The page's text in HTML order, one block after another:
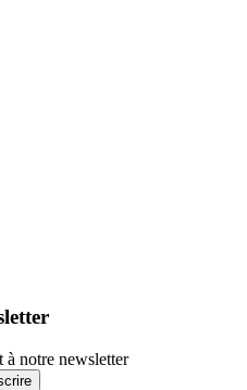
à notre newsletter